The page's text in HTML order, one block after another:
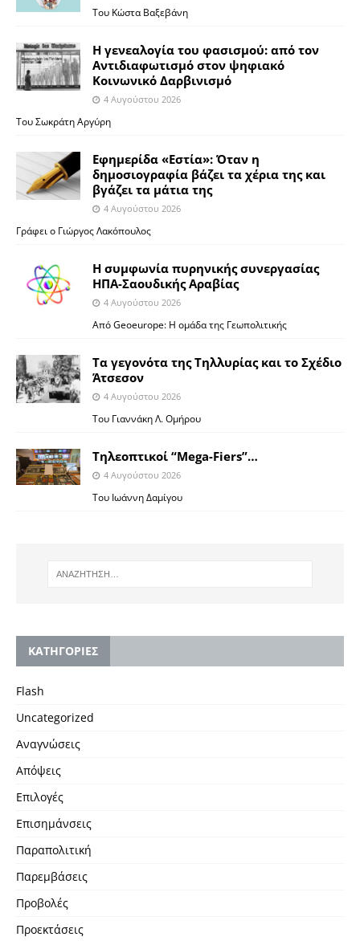
Του Κώστα Βαξεβάνη
Η γενεαλογία του φασισμού: από τον
Αντιδιαφωτισμό στον ψηφιακό
Κοινωνικό Δαρβινισμό
4 Αυγούστου 2026
Του Σωκράτη Αργύρη
Εφημερίδα «Εστία»: Όταν η
δημοσιογραφία βάζει τα χέρια της και
βγάζει τα μάτια της
4 Αυγούστου 2026
Γράφει ο Γιώργος Λακόπουλος
Η συμφωνία πυρηνικής συνεργασίας
ΗΠΑ-Σαουδικής Αραβίας
4 Αυγούστου 2026
Από Geoeurope: H ομάδα της Γεωπολιτικής
Τα γεγονότα της Τηλλυρίας και το Σχέδιο
Άτσεσον
4 Αυγούστου 2026
Toυ Γιαννάκη Λ. Ομήρου
Tηλεοπτικοί “Mega-Fiers”…
4 Αυγούστου 2026
Toυ Ιωάννη Δαμίγου
KΑΤΗΓΟΡΙΕΣ
Flash
Uncategorized
Αναγνώσεις
Απόψεις
Επιλογές
Επισημάνσεις
Παραπολιτική
Παρεμβάσεις
Προβολές
Προεκτάσεις